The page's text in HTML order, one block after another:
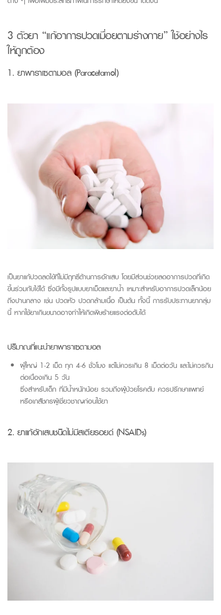
3 ตัวยา “แก้อาการปวดเมื่อยตามร่างกาย”ใช้อย่างไร
ให้ถูกต้อง
1. ยาพาราเซตามอล (Paracetamol)
เป็นยาแก้ปวดลดไข้ที่ไม่มีฤทธิ์ต้านการอักเสบโดยมีส่วนช่วยลดอาการปวดที่เกิด
ขึ้นร่วมกับไข้ได้ ซึ่งมีทั้งรูปแบบยาเม็ดและยาน้ำ เหมาะสำหรับอาการปวดเล็กน้อย
ถึงปานกลาง เช่น ปวดหัว ปวดกล้ามเนื้อ เป็นต้น ทั้งนี้ การรับประทานยากลุ่ม
นี้ หากใช้ยาเกินขนาดอาจทำให้เกิดพิษร้ายแรงต่อตับได้
ปริมาณที่แนะนำยาพาราเซตามอล
ผู้ใหญ่ 1-2 เม็ด ทุก 4-6 ชั่วโมง แต่ไม่ควรเกิน 8 เม็ดต่อวัน และไม่ควรกิน
ต่อเนื่องเกิน 5 วัน
ซึ่งสำหรับเด็ก ที่มีน้ำหนักน้อย รวมถึงผู้ป่วยโรคตับ ควรปรึกษาแพทย์
หรือเภสัชกรผู้เชี่ยวชาญก่อนใช้ยา
2. ยาแก้อักเสบชนิดไม่มีสเตียรอยด์(NSAIDs)